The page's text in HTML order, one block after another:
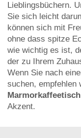
Lieblingsbüchern.
Sie sich leicht
können sich mit
ohne dass spitze
wie wichtig es ist,
der zu Ihrem
Wenn Sie nach
suchen, empfehlen
Akzent.